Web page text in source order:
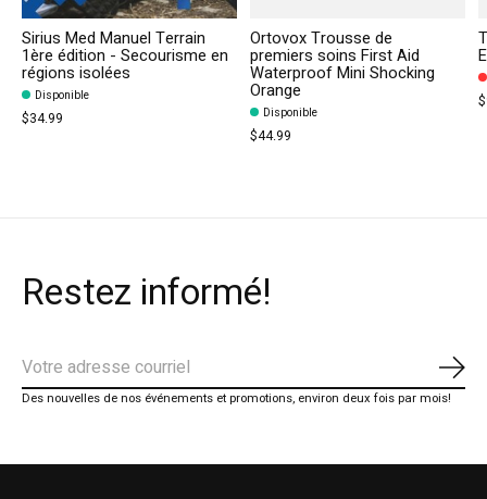
Sirius Med Manuel Terrain
1ère édition - Secourisme en
régions isolées
Disponible
$34.99
Ortovox Trousse de
premiers soins First Aid
Waterproof Mini Shocking
Orange
Disponible
$44.99
Restez informé!
Des nouvelles de nos événements et promotions, environ deux fois par mois!